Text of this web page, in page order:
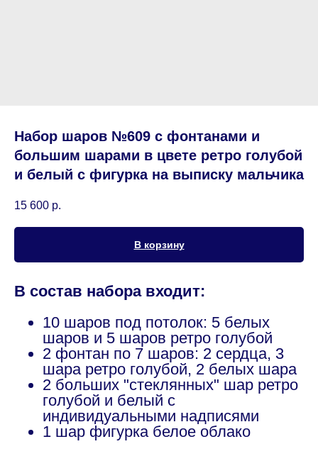
Набор шаров №609 с фонтанами и
большим шарами в цвете ретро голубой
и белый с фигурка на выписку мальчика
15 600 р.
В корзину
В состав набора входит:
10 шаров под потолок: 5 белых
шаров и 5 шаров ретро голубой
2 фонтан по 7 шаров: 2 сердца, 3
шара ретро голубой, 2 белых шара
2 больших "стеклянных" шар ретро
голубой и белый с
индивидуальными надписями
1 шар фигурка белое облако